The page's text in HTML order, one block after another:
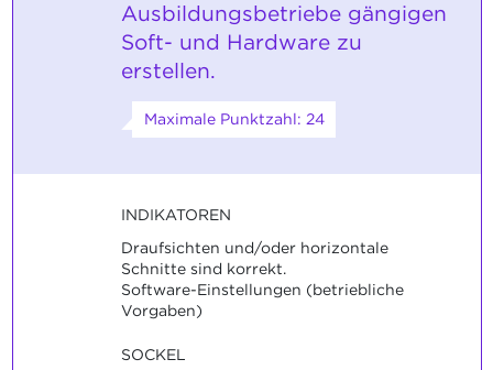
Ausbildungsbetriebe gängigen
Soft- und Hardware zu
erstellen.
Maximale Punktzahl: 24
INDIKATOREN
Draufsichten und/oder horizontale
Schnitte sind korrekt.
Software-Einstellungen (betriebliche
Vorgaben)
SOCKEL